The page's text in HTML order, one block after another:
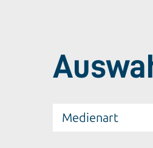
Medienart